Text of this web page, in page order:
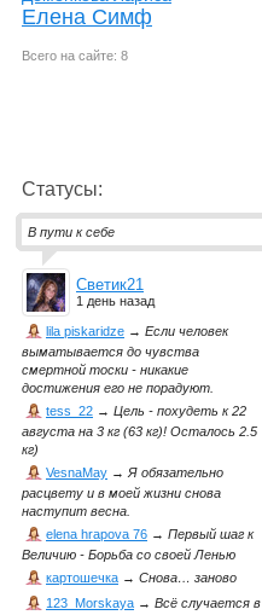
Елена Симф
Всего на сайте: 8
Статусы:
В пути к себе
Светик21
1 день назад
lila piskaridze → Если человек
выматывается до чувства
смертной тоски - никакие
достижения его не порадуют.
tess_22 → Цель - похудеть к 22
августа на 3 кг (63 кг)! Осталось 2.5
кг)
VesnaMay →Я обязательно
расцвету и в моей жизни снова
наступит весна.
elena hrapova 76 → Первый шаг к
Величию - Борьба со своей Ленью
картошечка → Снова… заново
123_Morskaya → Всё случается в